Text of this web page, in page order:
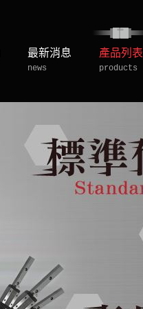
最新消息
news
產品列表
products